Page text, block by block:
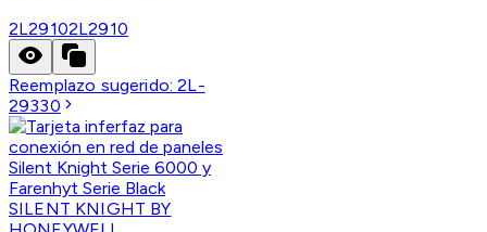
2L29102L2910
Reemplazo sugerido:2L-
29330
SILENT KNIGHT BY